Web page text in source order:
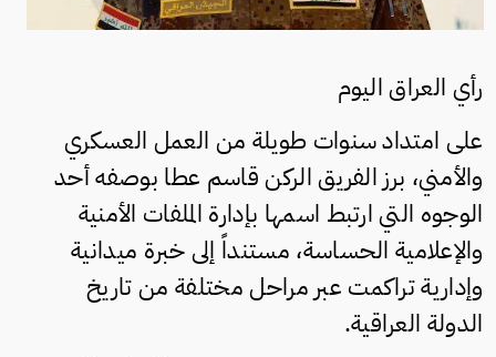
رأي العراق اليوم
على امتداد سنوات طويلة من العمل العسكري
والأمني، برز الفريق الركن قاسم عطا بوصفه أحد
الوجوه التي ارتبط اسمها بإدارة الملفات الأمنية
والإعلامية الحساسة، مستنداً إلى خبرة ميدانية
وإدارية تراكمت عبر مراحل مختلفة من تاريخ
الدولة العراقية.